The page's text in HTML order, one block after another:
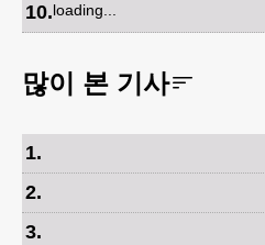
10.loading...
많이 본 기사
1.
2.
3.